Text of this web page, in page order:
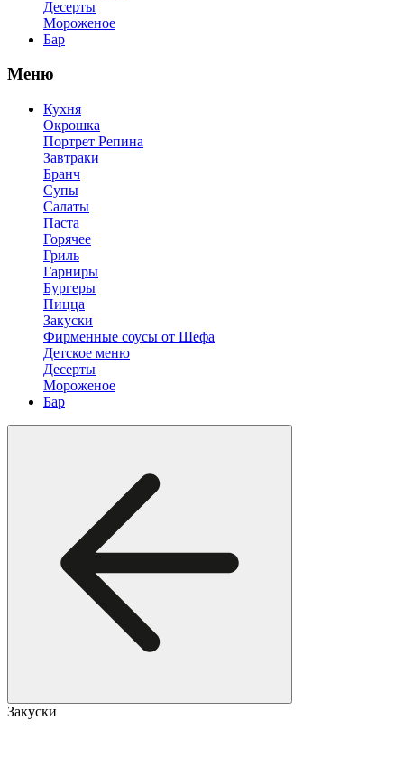
Десерты
Мороженое
Бар
Меню
Кухня
Окрошка
Портрет Репина
Завтраки
Бранч
Супы
Салаты
Паста
Горячее
Гриль
Гарниры
Бургеры
Пицца
Закуски
Фирменные соусы от Шефа
Детское меню
Десерты
Мороженое
Бар
Закуски